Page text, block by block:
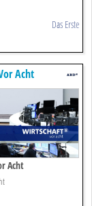
Das Erste
Acht
Acht